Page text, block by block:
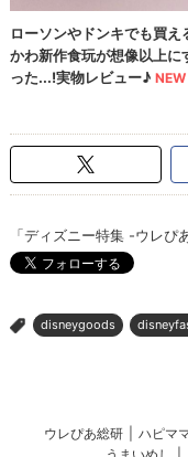
「ディズニー特集 -ウレぴ
> disneygoods
ウレぴあ総研 ハピマ